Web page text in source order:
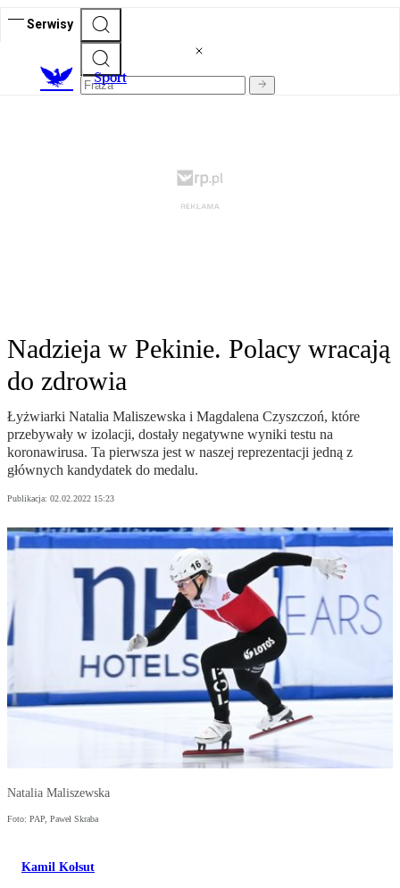
Serwisy
Sport
Nadzieja w Pekinie. Polacy wracają
do zdrowia
Łyżwiarki Natalia Maliszewska i Magdalena Czyszczoń, które
przebywały w izolacji, dostały negatywne wyniki testu na
koronawirusa. Ta pierwsza jest w naszej reprezentacji jedną z
głównych kandydatek do medalu.
Publikacja: 02.02.2022 15:23
Natalia Maliszewska
Foto: PAP, Paweł Skraba
Kamil Kołsut